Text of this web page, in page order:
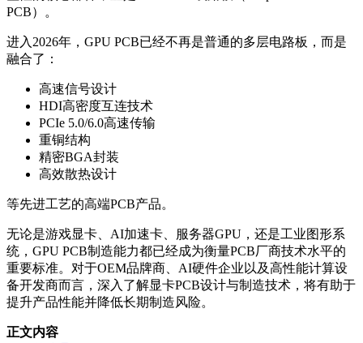
PCB）。
进入2026年，GPU PCB已经不再是普通的多层电路板，而是
融合了：
高速信号设计
HDI高密度互连技术
PCIe 5.0/6.0高速传输
重铜结构
精密BGA封装
高效散热设计
等先进工艺的高端PCB产品。
无论是游戏显卡、AI加速卡、服务器GPU，还是工业图形系
统，GPU PCB制造能力都已经成为衡量PCB厂商技术水平的
重要标准。对于OEM品牌商、AI硬件企业以及高性能计算设
备开发商而言，深入了解显卡PCB设计与制造技术，将有助于
提升产品性能并降低长期制造风险。
正文内容